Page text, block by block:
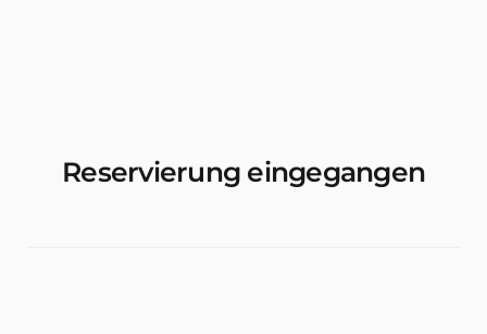
Reservierung eingegangen